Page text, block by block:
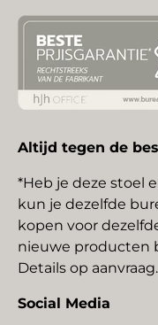
Altijd tegen de
*Heb je deze stoel
kun je dezelfde
kopen voor
nieuwe producten
Details op aanvraag.
Social Media